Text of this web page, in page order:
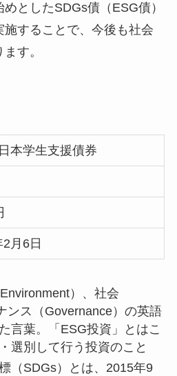
としたSDGs債（ESG債）
することで、今後も社会
す。
本学生支援債券
月6日
）、社会
ンス（Governance）の英語
言葉。「ESG投資」とはこ
選別して行う投資のこと
（SDGs）とは、2015年9